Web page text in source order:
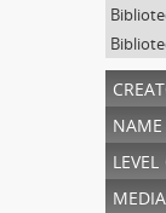
name